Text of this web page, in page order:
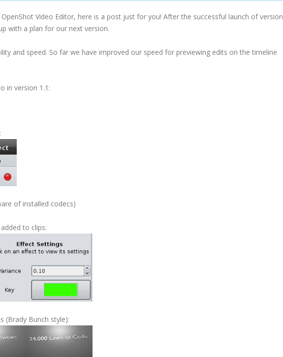
Video Editor, here is a post just for you! After the successful launch of version
with a plan for our next version.
and speed. So far we have improved our speed for previewing edits on the timeline
in version 1.1:
of installed codecs)
to clips:
(Brady Bunch style):